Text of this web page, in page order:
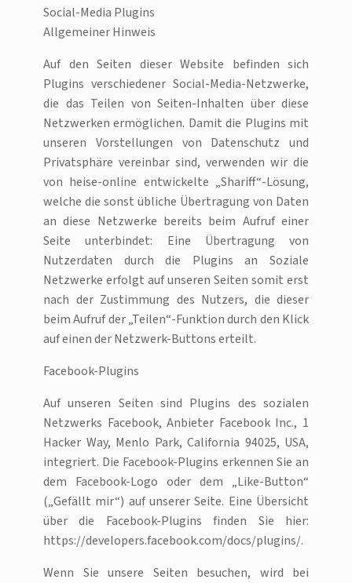
Social-Media Plugins
Allgemeiner Hinweis
Auf den Seiten dieser Website befinden sich
Plugins verschiedener Social-Media-Netzwerke,
die das Teilen von Seiten-Inhalten über diese
Netzwerken ermöglichen. Damit die Plugins mit
unseren Vorstellungen von Datenschutz und
Privatsphäre vereinbar sind, verwenden wir die
von heise-online entwickelte „Shariff“-Lösung,
welche die sonst übliche Übertragung von Daten
an diese Netzwerke bereits beim Aufruf einer
Seite unterbindet: Eine Übertragung von
Nutzerdaten durch die Plugins an Soziale
Netzwerke erfolgt auf unseren Seiten somit erst
nach der Zustimmung des Nutzers, die dieser
beim Aufruf der „Teilen“-Funktion durch den Klick
auf einen der Netzwerk-Buttons erteilt.
Facebook-Plugins
Auf unseren Seiten sind Plugins des sozialen
Netzwerks Facebook, Anbieter Facebook Inc., 1
Hacker Way, Menlo Park, California 94025, USA,
integriert. Die Facebook-Plugins erkennen Sie an
dem Facebook-Logo oder dem „Like-Button“
(„Gefällt mir“) auf unserer Seite. Eine Übersicht
über die Facebook-Plugins finden Sie hier:
https://developers.facebook.com/docs/plugins/.
Wenn Sie unsere Seiten besuchen, wird bei